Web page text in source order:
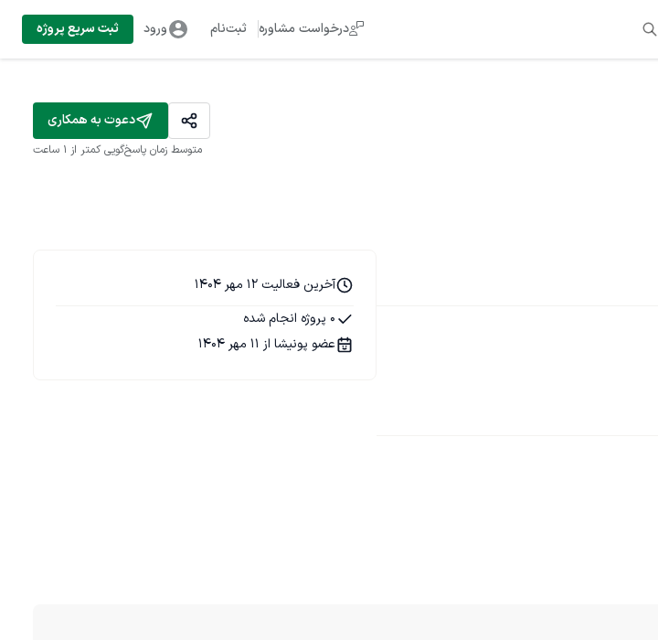
درخواست مشاوره ثبت‌نام ورود ثبت سریع پروژه
دعوت به همکاری
متوسط زمان پاسخ‌گویی کمتر از 1 ساعت
آخرین فعالیت 12 مهر 1404
0 پروژه انجام شده
عضو پونیشا از 11 مهر 1404